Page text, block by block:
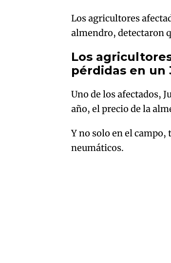
artículoLos agricultores
almendro, detectaron
Los
pérdidas en un
Uno de los afectados,
año, el precio de la
Y no solo en el
neumáticos.